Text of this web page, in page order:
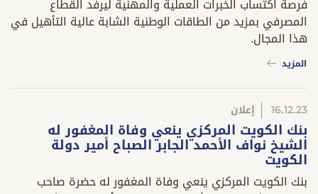
فرصة اكتساب الخبرات العملية والمهنية ليرفد القطاع
المصرفي بمزيد من الطاقات الوطنية الشابة عالية التأهيل في
هذا المجال.
المزيد
16.12.23 إعلان
بنك الكويت المركزي ينعي وفاة المغفور له
الشيخ نواف الأحمد الجابر الصباح أمير دولة
الكويت
بنك الكويت المركزي ينعي وفاة المغفور له حضرة صاحب